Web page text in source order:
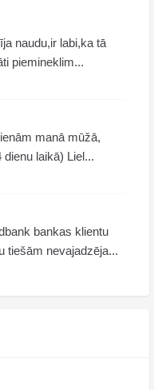
naudu,ir labi,ka tā
piemineklim...
manā mūžā,
laikā) Liel...
bankas klientu
tiešām nevajadzēja...